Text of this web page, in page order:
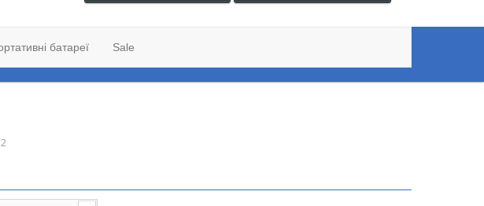
батареї Sale